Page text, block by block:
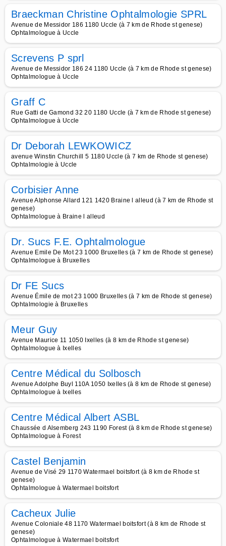
Braeckman Christine Ophtalmologie SPRL
Avenue de Messidor 186 1180 Uccle (à 7 km de Rhode st genese)
Ophtalmologue à Uccle
Screvens P sprl
Avenue de Messidor 186 24 1180 Uccle (à 7 km de Rhode st genese)
Ophtalmologue à Uccle
Graff C
Rue Gatti de Gamond 32 20 1180 Uccle (à 7 km de Rhode st genese)
Ophtalmologue à Uccle
Dr Deborah LEWKOWICZ
avenue Winstin Churchill 5 1180 Uccle (à 7 km de Rhode st genese)
Ophtalmologie à Uccle
Corbisier Anne
Avenue Alphonse Allard 121 1420 Braine l alleud (à 7 km de Rhode st
genese)
Ophtalmologue à Braine l alleud
Dr. Sucs F.E. Ophtalmologue
Avenue Emile De Mot 23 1000 Bruxelles (à 7 km de Rhode st genese)
Ophtalmologue à Bruxelles
Dr FE Sucs
Avenue Émile de mot 23 1000 Bruxelles (à 7 km de Rhode st genese)
Ophtalmologie à Bruxelles
Meur Guy
Avenue Maurice 11 1050 Ixelles (à 8 km de Rhode st genese)
Ophtalmologue à Ixelles
Centre Médical du Solbosch
Avenue Adolphe Buyl 110A 1050 Ixelles (à 8 km de Rhode st genese)
Ophtalmologue à Ixelles
Centre Médical Albert ASBL
Chaussée d Alsemberg 243 1190 Forest (à 8 km de Rhode st genese)
Ophtalmologue à Forest
Castel Benjamin
Avenue de Visé 29 1170 Watermael boitsfort (à 8 km de Rhode st
genese)
Ophtalmologue à Watermael boitsfort
Cacheux Julie
Avenue Coloniale 48 1170 Watermael boitsfort (à 8 km de Rhode st
genese)
Ophtalmologue à Watermael boitsfort